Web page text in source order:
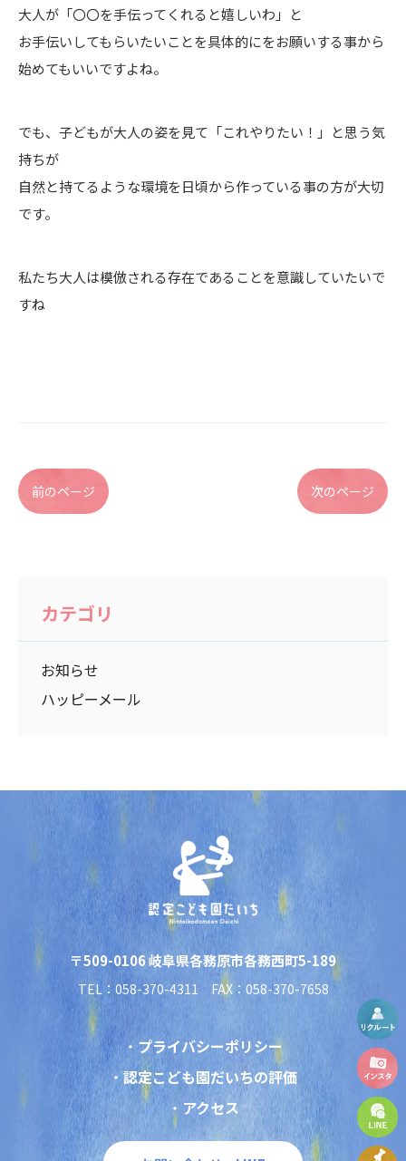
大人が「〇〇を手伝ってくれると嬉しいわ」と
お手伝いしてもらいたいことを具体的にをお願いする事から
始めてもいいですよね。
でも、子どもが大人の姿を見て「これやりたい！」と思う気
持ちが
自然と持てるような環境を日頃から作っている事の方が大切
です。
私たち大人は模倣される存在であることを意識していたいで
すね
前のページ 次のページ
カテゴリ
お知らせ
ハッピーメール
〒509-0106 岐阜県各務原市各務西町5-189
TEL：058-370-4311 FAX：058-370-7658
プライバシーポリシー
認定こども園だいちの評価
アクセス